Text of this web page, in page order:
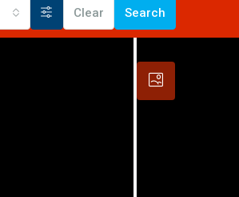
Clear Search